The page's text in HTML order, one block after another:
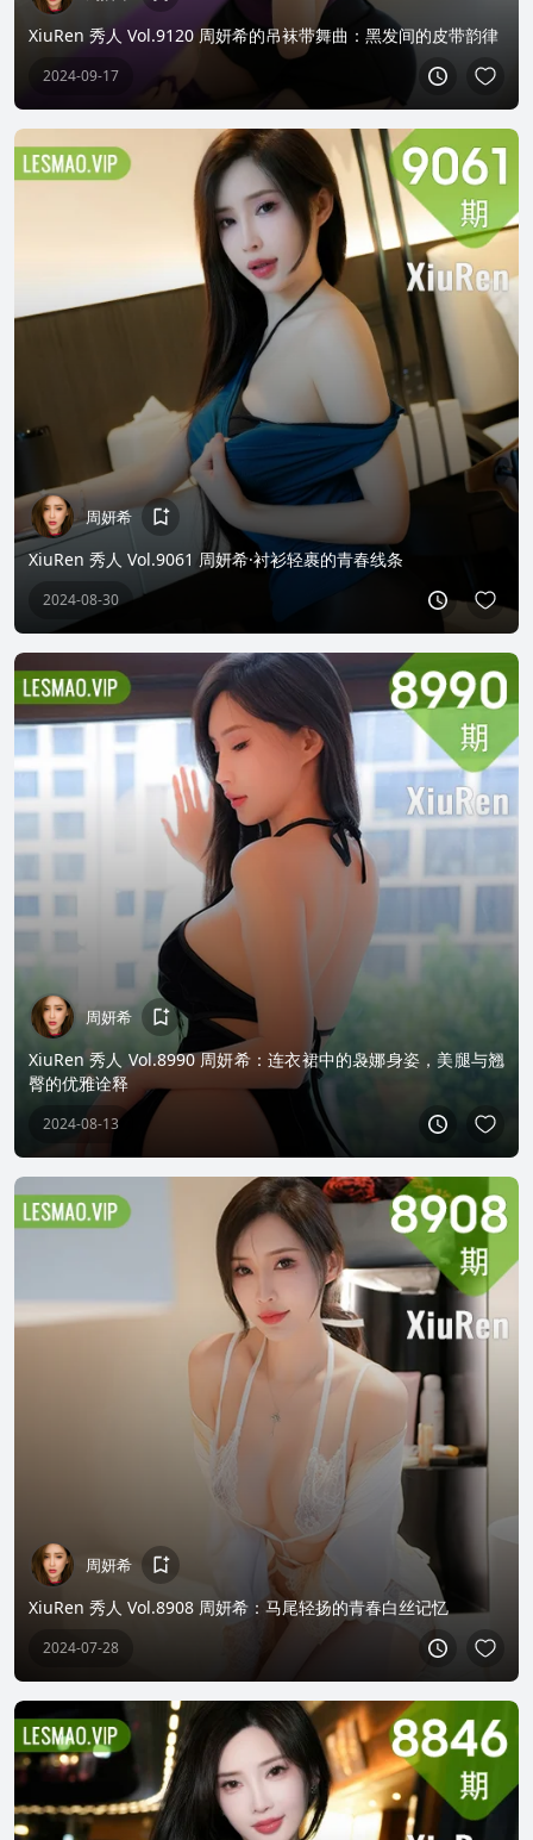
XiuRen 秀人 Vol.9120 周妍希的吊袜带舞曲：黑发间的皮带韵律
2024-09-17
周妍希
XiuRen 秀人 Vol.9061 周妍希·衬衫轻裹的青春线条
2024-08-30
周妍希
XiuRen 秀人 Vol.8990 周妍希：连衣裙中的袅娜身姿，美腿与翘
臀的优雅诠释
2024-08-13
周妍希
XiuRen 秀人 Vol.8908 周妍希：马尾轻扬的青春白丝记忆
2024-07-28